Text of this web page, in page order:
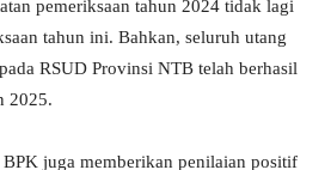
pemeriksaan tahun 2024 tidak lagi
tahun ini. Bahkan, seluruh utang
RSUD Provinsi NTB telah berhasil
2025.
BPK juga memberikan penilaian positif